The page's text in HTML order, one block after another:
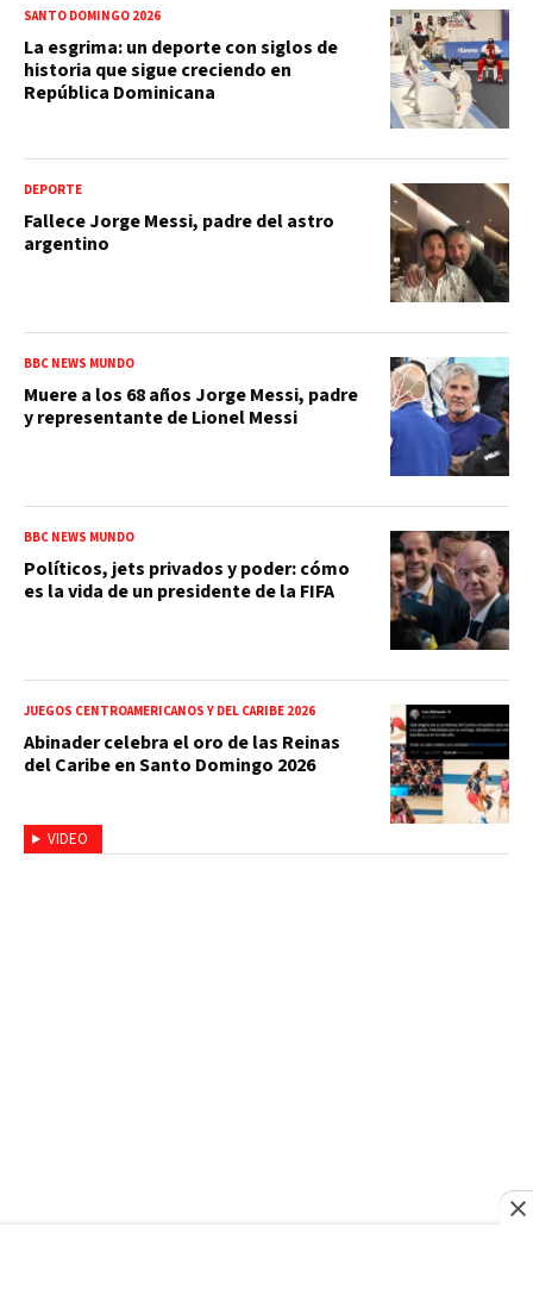
SANTO DOMINGO 2026
La esgrima: un deporte con siglos de
historia que sigue creciendo en
República Dominicana
DEPORTE
Fallece Jorge Messi, padre del astro
argentino
BBC NEWS MUNDO
Muere a los 68 años Jorge Messi, padre
y representante de Lionel Messi
BBC NEWS MUNDO
Políticos, jets privados y poder: cómo
es la vida de un presidente de la FIFA
VIDEO
JUEGOS CENTROAMERICANOS Y DEL CARIBE 2026
Abinader celebra el oro de las Reinas
del Caribe en Santo Domingo 2026